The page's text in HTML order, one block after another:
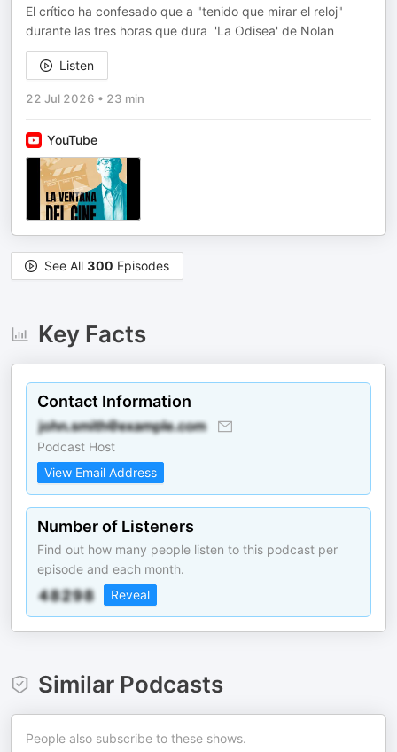
El crítico ha confesado que a "tenido que mirar el reloj"
durante las tres horas que dura 'La Odisea' de Nolan
Listen
22 Jul 2026 • 23 min
YouTube
See All 300 Episodes
Key Facts
Contact Information
Podcast Host
View Email Address
Number of Listeners
Find out how many people listen to this podcast per
episode and each month.
Reveal
Similar Podcasts
People also subscribe to these shows.